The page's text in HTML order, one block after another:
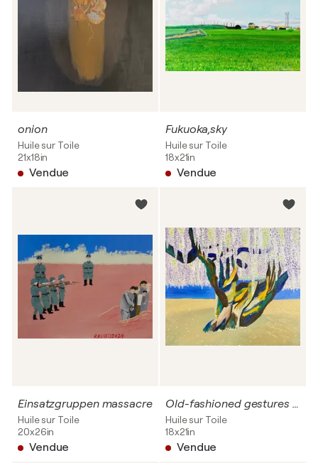
onion
Huile sur Toile
21x18in
Vendue
Fukuoka,sky
Huile sur Toile
18x21in
Vendue
Einsatzgruppen massacre
Huile sur Toile
20x26in
Vendue
Old-fashioned gestures that neutralize the entire culture and the entire thought system
Huile sur Toile
18x21in
Vendue